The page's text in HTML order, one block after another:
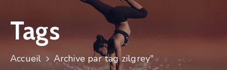
Manifestations
Vie
Municipale
Tags
Accueil Archive par tag zilgrey"